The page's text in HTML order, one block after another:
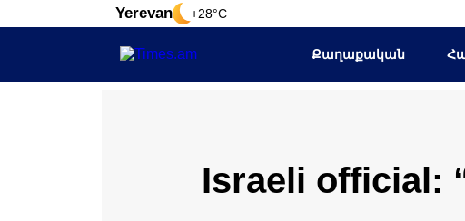
Yerevan +28°C
Քաղաքական
Israeli official: